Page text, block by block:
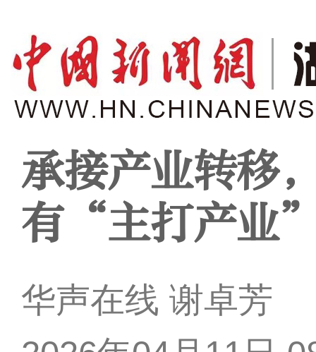
承接产业转移
有“主打产业
华声在线 谢卓芳